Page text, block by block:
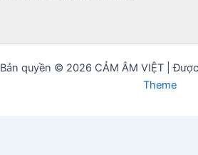
Bản quyền © 2026 CẢM ÂM VIỆT |
Theme